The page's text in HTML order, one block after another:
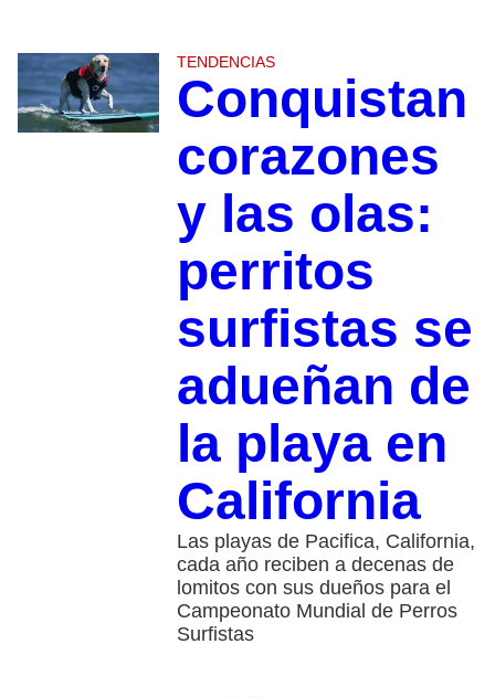
TENDENCIAS
Conquistan
corazones
y las olas:
perritos
surfistas se
adueñan de
la playa en
California
Las playas de Pacifica, California,
cada año reciben a decenas de
lomitos con sus dueños para el
Campeonato Mundial de Perros
Surfistas